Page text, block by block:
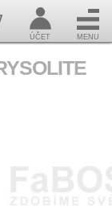
ÚČET MENU